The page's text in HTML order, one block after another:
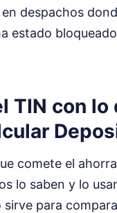
despachos
estado
TIN con
comete el
lo saben y lo
para